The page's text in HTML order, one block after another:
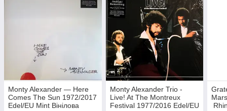
Monty Alexander — Here
Comes The Sun 1972/2017
Edel/EU Mint Вінілова
Monty Alexander Trio -
Live! At The Montreux
Festival 1977/2016 Edel/EU